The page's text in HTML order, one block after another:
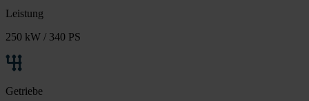
Leistung
250 kW / 340 PS
Getriebe